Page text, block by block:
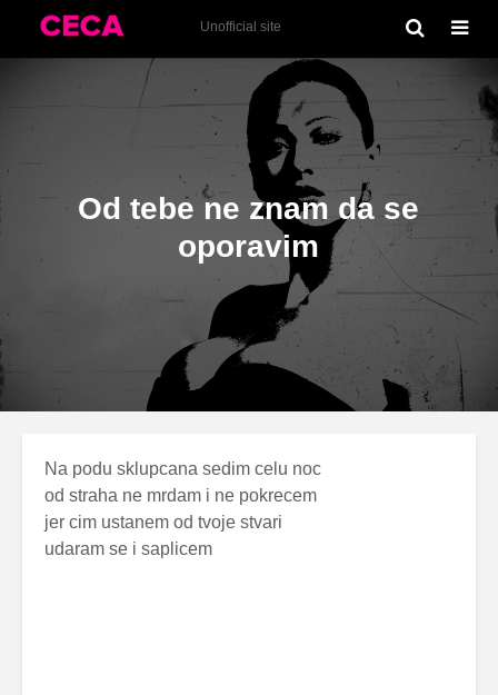
Unofficial site
Gore od ljubavi (2004)
Od tebe ne znam da se
oporavim
Na podu sklupcana sedim celu noc
od straha ne mrdam i ne pokrecem
jer cim ustanem od tvoje stvari
udaram se i saplicem